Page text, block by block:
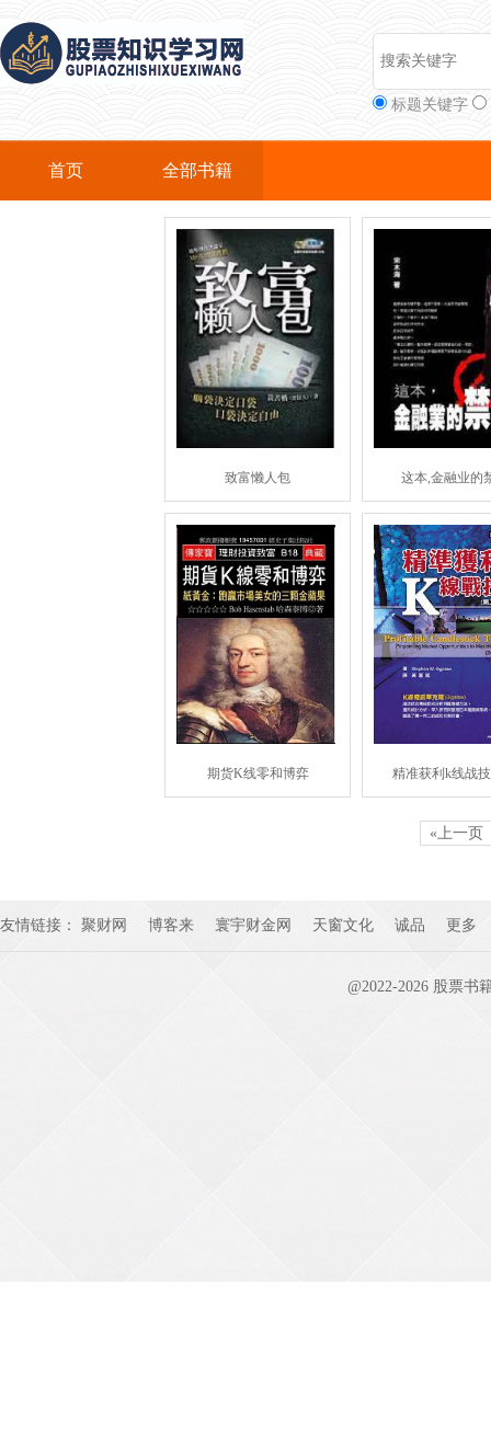
标题关键字
首页 全部书籍
致富懒人包 这本,金融业的
期货K线零和博弈 精准获利k线战
«上一页
友情链接： 聚财网 博客来 寰宇财金网 天窗文化 诚品 更多
@2022-2026 股票书